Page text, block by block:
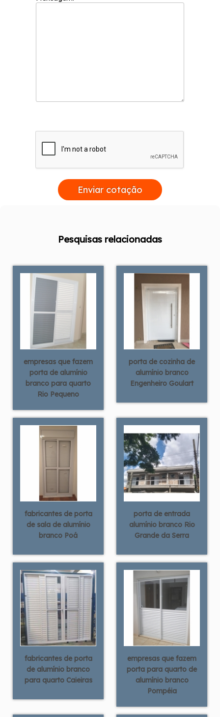
Enviar cotação
Pesquisas relacionadas
empresas que fazem
porta de alumínio
branco para quarto
Rio Pequeno
porta de cozinha de
alumínio branco
Engenheiro Goulart
fabricantes de porta
de sala de alumínio
branco Poá
porta de entrada
alumínio branco Rio
Grande da Serra
fabricantes de porta
de alumínio branco
para quarto Caieiras
empresas que fazem
porta para quarto de
alumínio branco
Pompéia